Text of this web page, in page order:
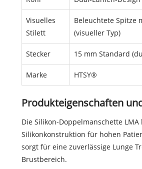
Visuelles
Stilett
Beleuchtete Spitze
(visueller Typ)
Stecker 15 mm Standard
Marke HTSY®
Produkteigenschaften
Die Silikon-Doppelmanschette
Silikonkonstruktion für hohen
sorgt für eine zuverlässige Lunge
Brustbereich.